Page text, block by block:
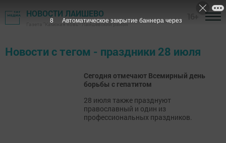
НОВОСТИ ЛАИШЕВО
Газета "Камская новь"- Лаишевский район
Новости с тегом - праздники 28 июля
Сегодня отмечают Всемирный день
борьбы с гепатитом
28 июля также празднуют
православный и один из
профессиональных праздников.
8 Автоматическое закрытие баннера через